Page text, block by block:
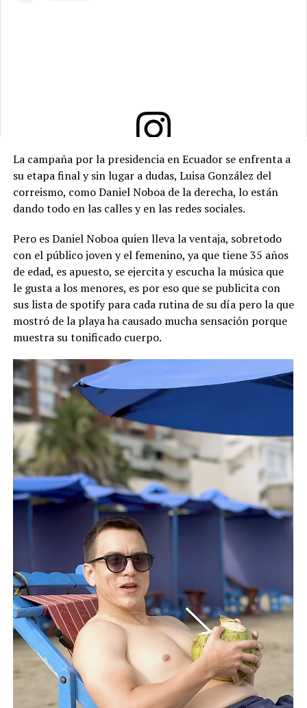
Ver esta publicación en Instagram
Una publicación compartida de Daniel Noboa Azin (@danielnoboaok)
La campaña por la presidencia en Ecuador se enfrenta a
su etapa final y sin lugar a dudas, Luisa González del
correismo, como Daniel Noboa de la derecha, lo están
dando todo en las calles y en las redes sociales.
Pero es Daniel Noboa quien lleva la ventaja, sobretodo
con el público joven y el femenino, ya que tiene 35 años
de edad, es apuesto, se ejercita y escucha la música que
le gusta a los menores, es por eso que se publicita con
sus lista de spotify para cada rutina de su día pero la que
mostró de la playa ha causado mucha sensación porque
muestra su tonificado cuerpo.